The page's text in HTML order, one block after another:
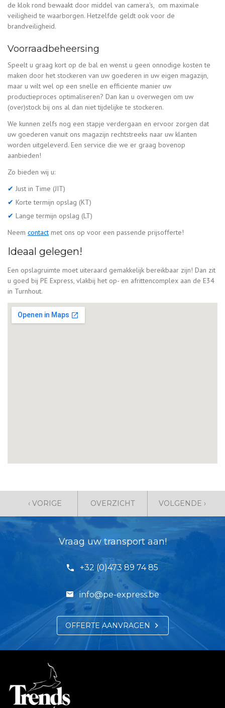
de klok rond bewaakt door middel van camera's, om maximale
veiligheid te waarborgen. Hetzelfde geldt ook voor de
brandveiligheid.
Voorraadbeheersing
Speelt u graag kort op de bal en wenst u geen onnodige kosten te
maken door het stockeren van uw goederen in uw eigen magazijn,
maar u wilt wel op een snelle en efficiente manier uw
productieproces optimaliseren? Dan kan u overwegen om uw
(over)stock bij ons al dan niet tijdelijke te stockeren.
We kunnen zelfs nog een stapje verdergaan en ervoor zorgen dat
uw goederen vanuit ons magazijn rechtstreeks naar uw klanten
worden uitgeleverd. Een service die we er graag bovenop
aanbieden!
Zo bieden wij u:
Just in Time (JIT)
Korte termijn opslag (KT)
Lange termijn opslag (LT)
Neem contact met ons op voor een passende prijsofferte!
Ideaal gelegen!
Een opslagruimte moet uiteraard gemakkelijk bereikbaar zijn! Dan zit
u goed bij PE Express, vlakbij het op- en afrittencomplex aan de E34
in Turnhout.
‹ VORIGE VOLGENDE ›
OVERZICHT
Vraag uw transport aan!
+32 (0)473 89 74 85
info@pe-express.be
OFFERTE AANVRAGEN